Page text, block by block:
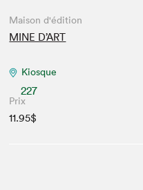
Maison d'édition
MINE D’ART
Kiosque
227
Prix
11.95$